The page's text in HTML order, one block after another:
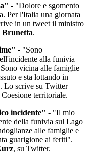
- "Dolore e sgomento
Per l'Italia una giornata
in un tweet il ministro
Brunetta.
- "Sono
alla funivia
vicina alle famiglie
e sta lottando in
Lo scrive su Twitter
territoriale.
incidente" - "Il mio
della funivia sul Lago
alle famiglie e
guarigione ai feriti".
, su Twitter.